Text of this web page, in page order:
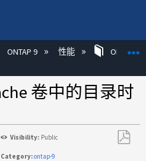
ONTAP 9 性能 ONTAP
卷中的目录时
Visibility: Public
Category:ontap-9